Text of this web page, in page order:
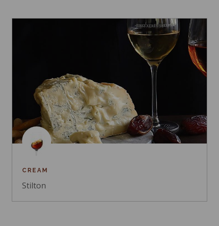
CREAM
Stilton